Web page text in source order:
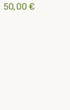
50,00 €